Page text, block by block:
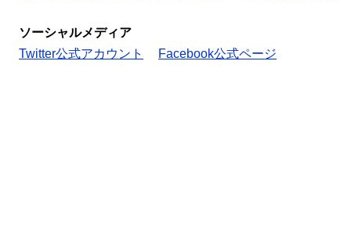
ソーシャルメディア
Twitter公式アカウント
Facebook公式ページ